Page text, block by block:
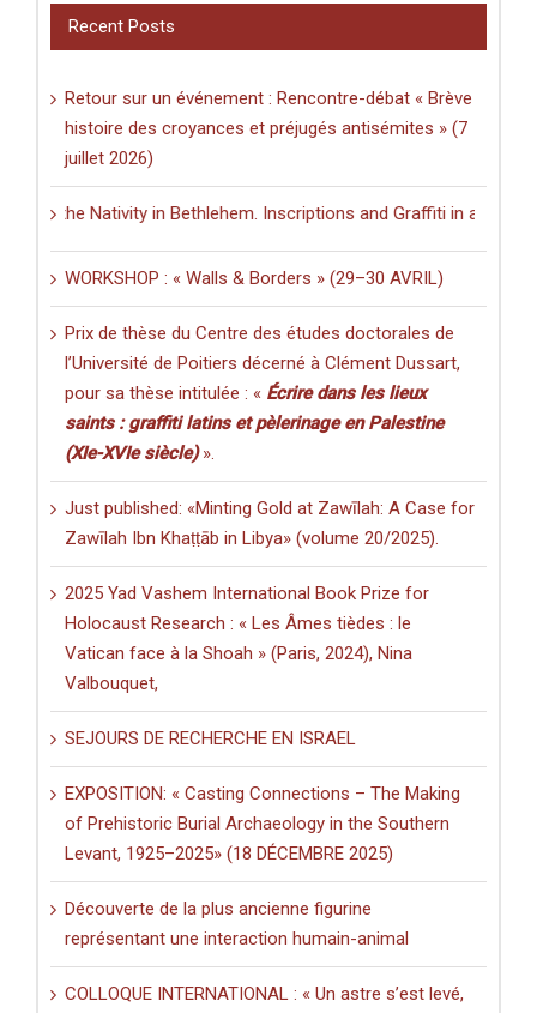
Recent Posts
Retour sur un événement : Rencontre-débat « Brève
histoire des croyances et préjugés antisémites » (7
juillet 2026)
of the Nativity in Bethlehem. Inscriptions and Graffiti in a
WORKSHOP : « Walls & Borders » (29–30 AVRIL)
Prix de thèse du Centre des études doctorales de
l’Université de Poitiers décerné à Clément Dussart,
pour sa thèse intitulée : « Écrire dans les lieux
saints : graffiti latins et pèlerinage en Palestine
(XIe-XVIe siècle)».
Just published: «Minting Gold at Zawīlah: A Case for
Zawīlah Ibn Khaṭṭāb in Libya» (volume 20/2025).
2025 Yad Vashem International Book Prize for
Holocaust Research : « Les Âmes tièdes : le
Vatican face à la Shoah » (Paris, 2024), Nina
Valbouquet,
SEJOURS DE RECHERCHE EN ISRAEL
EXPOSITION: « Casting Connections – The Making
of Prehistoric Burial Archaeology in the Southern
Levant, 1925–2025» (18 DÉCEMBRE 2025)
Découverte de la plus ancienne figurine
représentant une interaction humain-animal
COLLOQUE INTERNATIONAL : « Un astre s’est levé,